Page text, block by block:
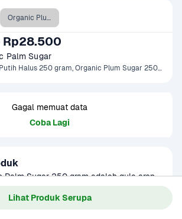
Lihat Produk Serupa
Organic Plum Sugar 250 gram
Rp28.500
Palm Sugar
Caster Sugar Gula Putih Halus 250 gram, Organic Plum Sugar 250 gram
Gagal memuat data
Coba Lagi
Palm Sugar 250 gram adalah gula aren
bahan tambahan, memiliki rasa manis
karamel. Cocok digunakan sebagai
Sembako